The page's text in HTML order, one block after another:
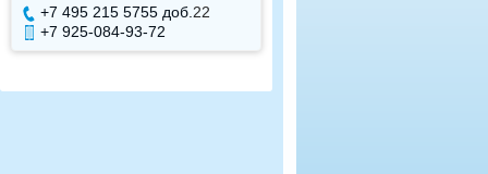
+7 495 215 5755 доб. 22
+7 925-084-93-72